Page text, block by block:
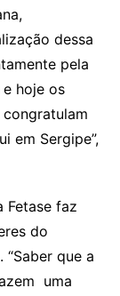
dessa
pela
hoje os
em Sergipe”,
Fetase faz
do
que a
uma